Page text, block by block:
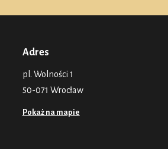
Adres
pl. Wolności 1
50-071 Wrocław
Pokaż na mapie